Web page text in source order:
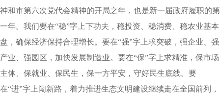
神和市第六次党代会精神的开局之年，也是新一届政府履职的第
一年。我们要在“稳”字上下功夫，稳投资、稳消费、稳农业基本
盘，确保经济保持合理增长。要在“强”字上求突破，强企业、强
产业、强园区，加快发展制造业。要在“保”字上求精准，保市场
主体、保就业、保民生，保一方平安，守好民生底线。要
在“进”字上闯新路，着力推进生态文明建设继续走在全国前列，